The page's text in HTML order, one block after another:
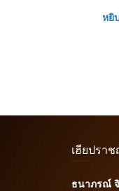
หยิ
เฮียปรา
ธนาภรณ์ จิ